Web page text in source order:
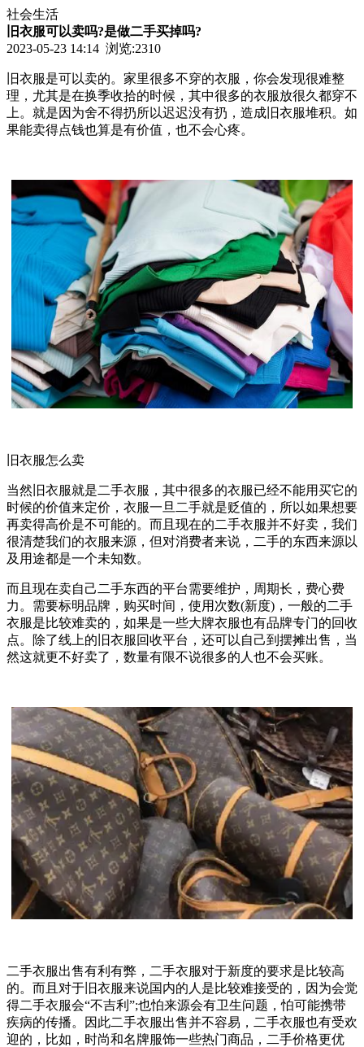
社会生活
旧衣服可以卖吗?是做二手买掉吗?
2023-05-23 14:14 浏览:2310
旧衣服是可以卖的。家里很多不穿的衣服，你会发现很难整
理，尤其是在换季收拾的时候，其中很多的衣服放很久都穿不
上。就是因为舍不得扔所以迟迟没有扔，造成旧衣服堆积。如
果能卖得点钱也算是有价值，也不会心疼。
旧衣服怎么卖
当然旧衣服就是二手衣服，其中很多的衣服已经不能用买它的
时候的价值来定价，衣服一旦二手就是贬值的，所以如果想要
再卖得高价是不可能的。而且现在的二手衣服并不好卖，我们
很清楚我们的衣服来源，但对消费者来说，二手的东西来源以
及用途都是一个未知数。
而且现在卖自己二手东西的平台需要维护，周期长，费心费
力。需要标明品牌，购买时间，使用次数(新度)，一般的二手
衣服是比较难卖的，如果是一些大牌衣服也有品牌专门的回收
点。除了线上的旧衣服回收平台，还可以自己到摆摊出售，当
然这就更不好卖了，数量有限不说很多的人也不会买账。
二手衣服出售有利有弊，二手衣服对于新度的要求是比较高
的。而且对于旧衣服来说国内的人是比较难接受的，因为会觉
得二手衣服会“不吉利”;也怕来源会有卫生问题，怕可能携带
疾病的传播。因此二手衣服出售并不容易，二手衣服也有受欢
迎的，比如，时尚和名牌服饰一些热门商品，二手价格更优